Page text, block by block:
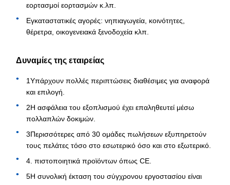
εορτασμοί εορτασμών κ.λπ.
Εγκαταστατικές αγορές: νηπιαγωγεία, κοινότητες,
θέρετρα, οικογενειακά ξενοδοχεία κλπ.
Δυναμίες της εταιρείας
1Υπάρχουν πολλές περιπτώσεις διαθέσιμες για αναφορά
και επιλογή.
2Η ασφάλεια του εξοπλισμού έχει επαληθευτεί μέσω
πολλαπλών δοκιμών.
3Περισσότερες από 30 ομάδες πωλήσεων εξυπηρετούν
τους πελάτες τόσο στο εσωτερικό όσο και στο εξωτερικό.
4. πιστοποιητικά προϊόντων όπως CE.
5Η συνολική έκταση του σύγχρονου εργοστασίου είναι